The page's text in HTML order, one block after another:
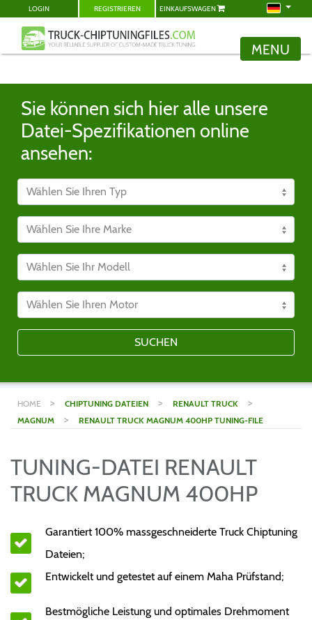
LOGIN REGISTRIEREN EINKAUFSWAGEN
MENU
Sie können sich hier alle unsere
Datei-Spezifikationen online
ansehen:
SUCHEN
HOME > CHIPTUNING DATEIEN > RENAULT TRUCK >
MAGNUM > RENAULT TRUCK MAGNUM 400HP TUNING-FILE
TUNING-DATEI RENAULT
TRUCK MAGNUM 400HP
Garantiert 100% massgeschneiderte Truck Chiptuning
Dateien;
Entwickelt und getestet auf einem Maha Prüfstand;
Bestmögliche Leistung und optimales Drehmoment